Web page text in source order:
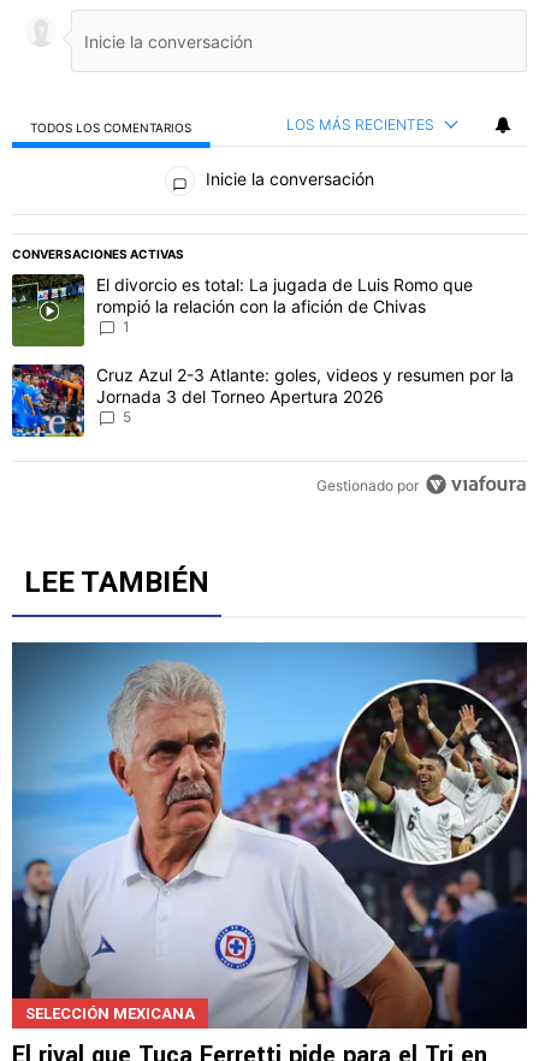
TODOS LOS COMENTARIOS LOS MÁS RECIENTES
Todos los comentarios
Inicie la conversación
CONVERSACIONES ACTIVAS
Este listado muestra los artículos con más comentarios en los
Un artículo de tendencia con el título "El divorcio es total: La
El divorcio es total: La jugada de Luis Romo que
rompió la relación con la afición de Chivas
Un artículo de tendencia con el título "Cruz Azul 2-3 Atlante:
Cruz Azul 2-3 Atlante: goles, videos y resumen por la
LEE TAMBIÉN